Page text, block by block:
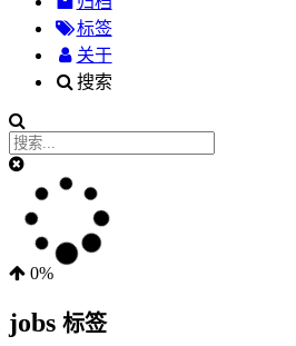
标签
关于
搜索
0%
jobs 标签